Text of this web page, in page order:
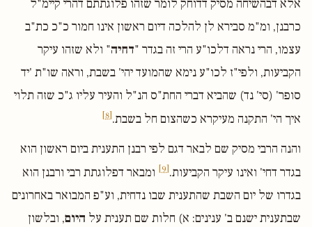
אלא דבהשיחה מסיק דדוחק לומר שזהו פלוגתתם דהרי קיימ"ל
כרבנן, ומ"מ סבירא לן להלכה דיום ראשון אינו חמור כ"כ כת"ב
עצמו, הרי נראה דלכו"ע הרי זה בגדר "דחיה" ולא שזהו עיקר
הקביעות, ולפי"ז לכו"ע נימא שהמועד יהי' בשבת, וראה שו"ת 'יד
סופר' (סי' נד) שהביא דברי החת"ס הנ"ל והעיר עליו ג"כ שזה תלוי
איך הי' התקנה מעיקרא כשהצום חל בשבת.[8]
והנה הרבי מסיק שם לבאר דגם לפי רבנן התענית ביום ראשון הוא
בגדר דחי' ואינו עיקר הקביעות.[9]
ומבאר דפלוגתת רבי ורבנן הוא
בגדרו של יום השבת שהתענית שבו נדחית, וע"פ המבואר באחרונים
שבתענית ישנם ב' ענינים: א) חלות שם תענית על היום, ובלשון